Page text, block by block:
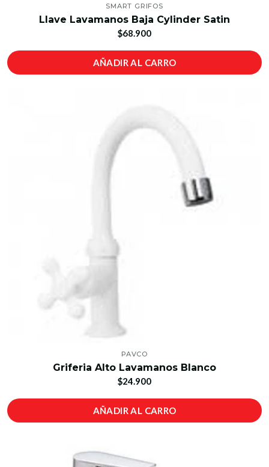
SMART GRIFOS
Llave Lavamanos Baja Cylinder Satin
$68.900
AÑADIR AL CARRO
PAVCO
Griferia Alto Lavamanos Blanco
$24.900
AÑADIR AL CARRO